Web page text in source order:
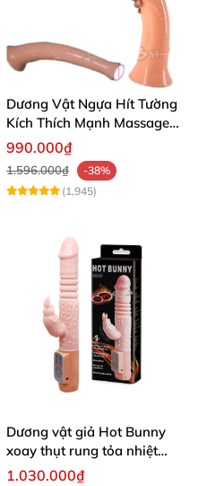
Dương Vật Ngựa Hít Tường
Kích Thích Mạnh Massage
Hậu Môn Đồ Chơi Gay
990.000₫
1.596.000₫
-38%
(1,945)
Dương vật giả Hot Bunny
xoay thụt rung tỏa nhiệt
massage điểm G
1.030.000₫